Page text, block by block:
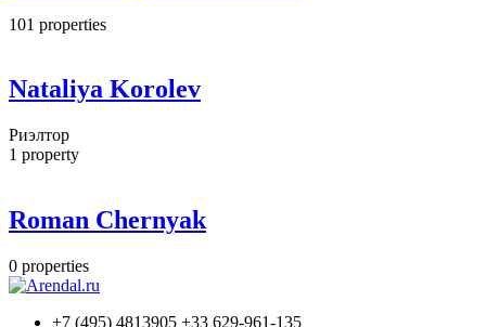
101 properties
Nataliya Korolev
Риэлтор
1 property
Roman Chernyak
0 properties
+7 (495) 4813905 +33 629-961-135